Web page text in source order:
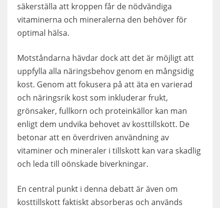
säkerställa att kroppen får de nödvändiga
vitaminerna och mineralerna den behöver för
optimal hälsa.
Motståndarna hävdar dock att det är möjligt att
uppfylla alla näringsbehov genom en mångsidig
kost. Genom att fokusera på att äta en varierad
och näringsrik kost som inkluderar frukt,
grönsaker, fullkorn och proteinkällor kan man
enligt dem undvika behovet av kosttillskott. De
betonar att en överdriven användning av
vitaminer och mineraler i tillskott kan vara skadlig
och leda till oönskade biverkningar.
En central punkt i denna debatt är även om
kosttillskott faktiskt absorberas och används